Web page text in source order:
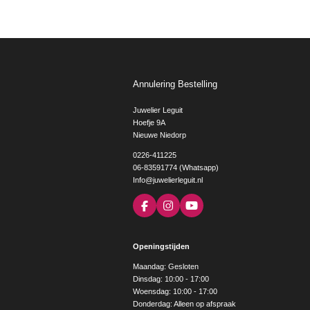
Annulering Bestelling
Juwelier Leguit
Hoefje 9A
Nieuwe Niedorp
0226-411225
06-83591774 (Whatsapp)
Info@juwelierleguit.nl
F
a
b
o
k
I
n
a
g
r
a
m
Y
o
e
Openingstijden
Maandag: Gesloten
Dinsdag: 10:00 - 17:00
Woensdag: 10:00 - 17:00
Donderdag: Alleen op afspraak